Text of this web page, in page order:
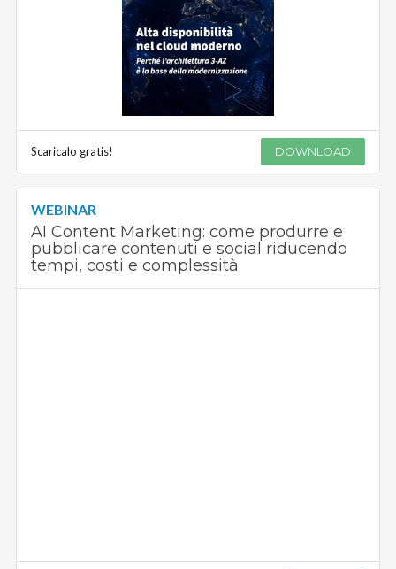
Scaricalo gratis! DOWNLOAD
WEBINAR
AI Content Marketing: come produrre e
pubblicare contenuti e social riducendo
tempi, costi e complessità